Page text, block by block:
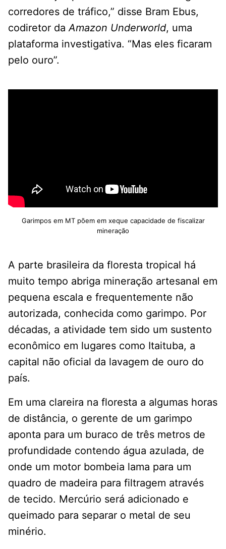
corredores de tráfico,” disse Bram Ebus,
codiretor da Amazon Underworld, uma
plataforma investigativa. “Mas eles ficaram
pelo ouro”.
Garimpos em MT põem em xeque capacidade de fiscalizar
mineração
A parte brasileira da floresta tropical há
muito tempo abriga mineração artesanal em
pequena escala e frequentemente não
autorizada, conhecida como garimpo. Por
décadas, a atividade tem sido um sustento
econômico em lugares como Itaituba, a
capital não oficial da lavagem de ouro do
país.
Em uma clareira na floresta a algumas horas
de distância, o gerente de um garimpo
aponta para um buraco de três metros de
profundidade contendo água azulada, de
onde um motor bombeia lama para um
quadro de madeira para filtragem através
de tecido. Mercúrio será adicionado e
queimado para separar o metal de seu
minério.